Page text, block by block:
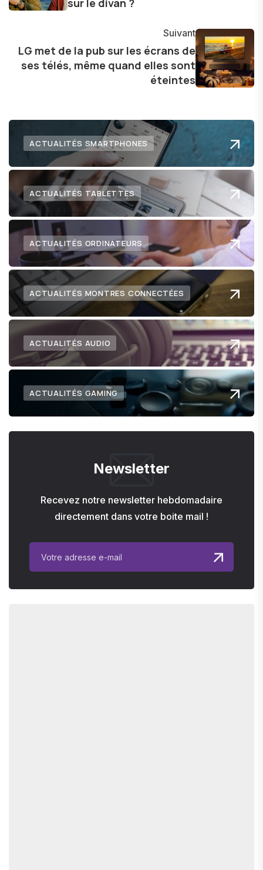
évolution.sur le divan ?
Suivant
LG met de la pub sur les écrans de
ses télés, même quand elles sont
éteintes
ACTUALITÉS SMARTPHONES
ACTUALITÉS TABLETTES
ACTUALITÉS ORDINATEURS
ACTUALITÉS MONTRES CONNECTÉES
ACTUALITÉS AUDIO
ACTUALITÉS GAMING
Newsletter
Recevez notre newsletter hebdomadaire
directement dans votre boite mail !